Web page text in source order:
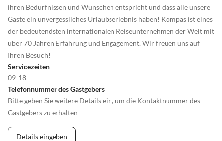
ihren Bedürfnissen und Wünschen entspricht und dass alle unsere
Gäste ein unvergessliches Urlaubserlebnis haben! Kompas ist eines
der bedeutendsten internationalen Reiseunternehmen der Welt mit
über 70 Jahren Erfahrung und Engagement. Wir freuen uns auf
Ihren Besuch!
Servicezeiten
09-18
Telefonnummer des Gastgebers
Bitte geben Sie weitere Details ein, um die Kontaktnummer des
Gastgebers zu erhalten
Details eingeben